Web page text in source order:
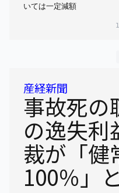
いては一定減額
産経新聞
事故死の
の逸失
裁が「健
100％」